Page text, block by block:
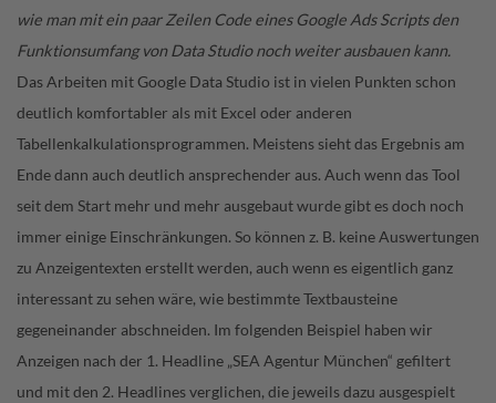
wie man mit ein paar Zeilen Code eines Google Ads Scripts den
Funktionsumfang von Data Studio noch weiter ausbauen kann.
Das Arbeiten mit Google Data Studio ist in vielen Punkten schon
deutlich komfortabler als mit Excel oder anderen
Tabellenkalkulationsprogrammen. Meistens sieht das Ergebnis am
Ende dann auch deutlich ansprechender aus. Auch wenn das Tool
seit dem Start mehr und mehr ausgebaut wurde gibt es doch noch
immer einige Einschränkungen. So können z. B. keine Auswertungen
zu Anzeigentexten erstellt werden, auch wenn es eigentlich ganz
interessant zu sehen wäre, wie bestimmte Textbausteine
gegeneinander abschneiden. Im folgenden Beispiel haben wir
Anzeigen nach der 1. Headline „SEA Agentur München“ gefiltert
und mit den 2. Headlines verglichen, die jeweils dazu ausgespielt